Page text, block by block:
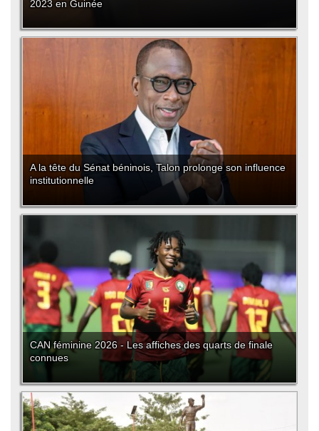
2023 en Guinée
A la tête du Sénat béninois, Talon prolonge son influence
institutionnelle
CAN féminine 2026 - Les affiches des quarts de finale
connues